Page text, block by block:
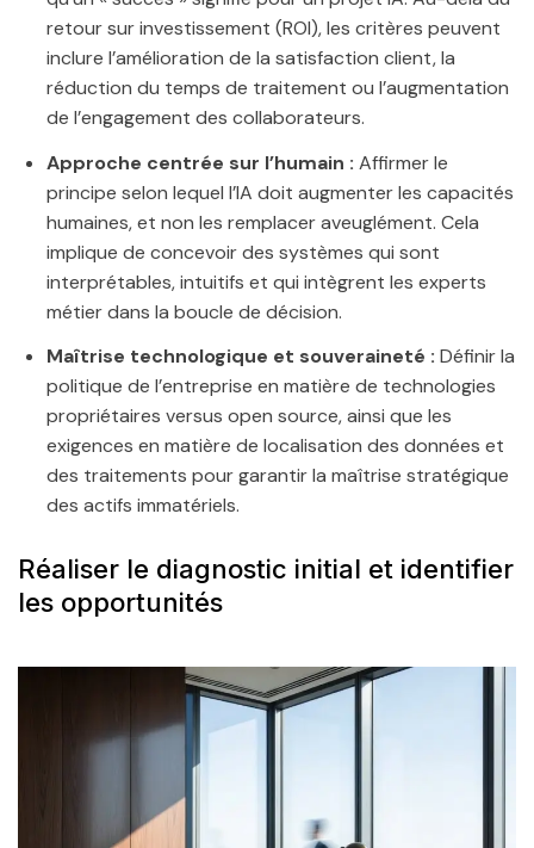
retour sur investissement (ROI), les critères peuvent
inclure l’amélioration de la satisfaction client, la
réduction du temps de traitement ou l’augmentation
de l’engagement des collaborateurs.
Approche centrée sur l’humain : Affirmer le
principe selon lequel l’IA doit augmenter les capacités
humaines, et non les remplacer aveuglément. Cela
implique de concevoir des systèmes qui sont
interprétables, intuitifs et qui intègrent les experts
métier dans la boucle de décision.
Maîtrise technologique et souveraineté : Définir la
politique de l’entreprise en matière de technologies
propriétaires versus open source, ainsi que les
exigences en matière de localisation des données et
des traitements pour garantir la maîtrise stratégique
des actifs immatériels.
Réaliser le diagnostic initial et identifier
les opportunités